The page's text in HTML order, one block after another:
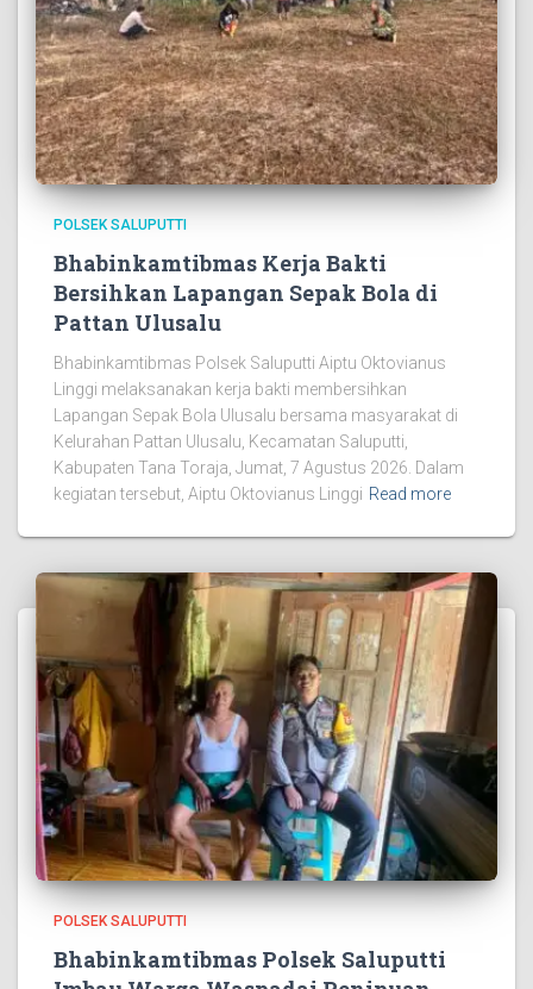
POLSEK SALUPUTTI
Bhabinkamtibmas Kerja Bakti
Bersihkan Lapangan Sepak Bola di
Pattan Ulusalu
Bhabinkamtibmas Polsek Saluputti Aiptu Oktovianus
Linggi melaksanakan kerja bakti membersihkan
Lapangan Sepak Bola Ulusalu bersama masyarakat di
Kelurahan Pattan Ulusalu, Kecamatan Saluputti,
Kabupaten Tana Toraja, Jumat, 7 Agustus 2026. Dalam
kegiatan tersebut, Aiptu Oktovianus Linggi Read more
POLSEK SALUPUTTI
Bhabinkamtibmas Polsek Saluputti